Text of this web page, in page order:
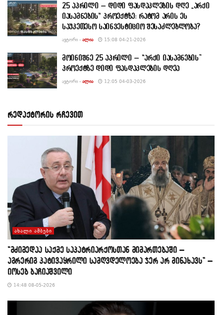
25 აპრილი – დიდი ფასდაკლების დღე „არქი
იასამნების“ პროექტზე: რატომ არის ეს
საუკეთესო საინვესტიციო შესაძლებლობა?
ᲐᲕᲢᲝᲠᲘ - ᲐᲚᲘᲐ 15:08 04-21-2026
მოინიშნე 25 აპრილი – “არქი იასამნების”
პროექტზე დიდი ფასდაკლების დღეა
ᲐᲕᲢᲝᲠᲘ - ᲐᲚᲘᲐ 12:05 04-03-2026
რედაქტორის რჩევით
ᲐᲮᲐᲚᲘ ᲐᲛᲑᲔᲑᲘ
“მძიმედაა საქმე საპატრიარქოსთან მიმართებაში –
აგრერიგ პატივაყრილი სამღვდელოება ჯერ არ მინახავს” –
იოსებ ბაჩიაშვილი
14:48 08-05-2026